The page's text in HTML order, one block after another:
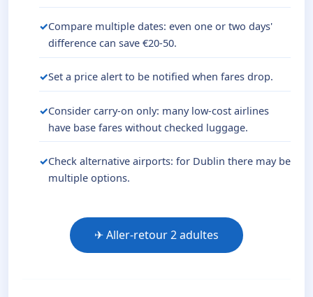
Compare multiple dates: even one or two days'
difference can save €20-50.
Set a price alert to be notified when fares drop.
Consider carry-on only: many low-cost airlines
have base fares without checked luggage.
Check alternative airports: for Dublin there may be
multiple options.
✈ Aller-retour 2 adultes